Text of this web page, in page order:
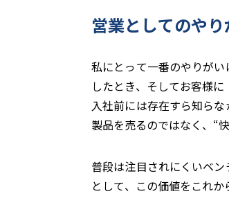
営業としてのやり
私にとって一番のやりが
したとき、そしてお客様
入社前には存在すら知ら
製品を売るのではなく、“
普段は注目されにくいベ
として、この価値をこれ